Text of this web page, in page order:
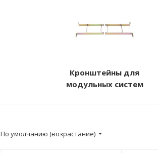
Кронштейны для
модульных систем
По умолчанию (возрастание)